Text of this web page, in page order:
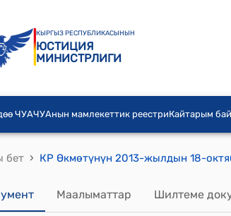
КЫРГЫЗ РЕСПУБЛИКАСЫНЫН
ЮСТИЦИЯ
МИНИСТРЛИГИ
ЧУАЧУАнын мамлекеттик реестриКайтарым
бет ›
Маалыматтар Шилтеме